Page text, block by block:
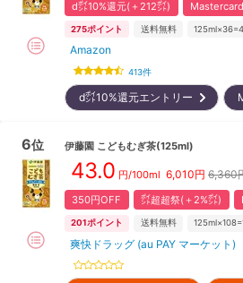
d㌽10%還元(＋212㌽)
275ポイント 送料無料
Amazon
413件
d㌽10%還元エントリー
6位 伊藤園 こどもむぎ茶(125ml)
43.0 円/100ml 6,010円 6,360
350円OFF ㌽超超祭(＋2%㌽)
201ポイント 送料無料
爽快ドラッグ (au PAY マーケット)